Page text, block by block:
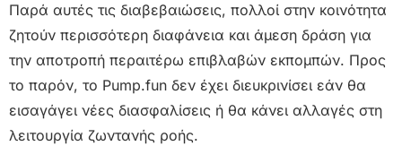
Παρά αυτές τις διαβεβαιώσεις, πολλοί στην κοινότητα
ζητούν περισσότερη διαφάνεια και άμεση δράση για
την αποτροπή περαιτέρω επιβλαβών εκπομπών. Προς
το παρόν, το Pump.fun δεν έχει διευκρινίσει εάν θα
εισαγάγει νέες διασφαλίσεις ή θα κάνει αλλαγές στη
λειτουργία ζωντανής ροής.